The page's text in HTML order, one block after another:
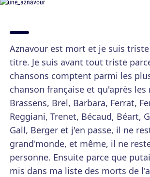
Aznavour est mort et je suis
titre. Je suis avant tout triste
chansons comptent parmi les
chanson française et qu'après
Brassens, Brel, Barbara, Ferrat,
Reggiani, Trenet, Bécaud, Béart,
Gall, Berger et j'en passe, il ne
grand'monde, et même, il ne
personne. Ensuite parce que
mis dans ma liste des morts de